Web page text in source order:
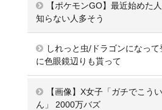
【ポケモンGO】最近始めた
知らない人多そう
しれっと虫/ドラゴンになっ
に色眼鏡辺りも貰って
【画像】X女子「ガチでこう
ん」 2000万バズ